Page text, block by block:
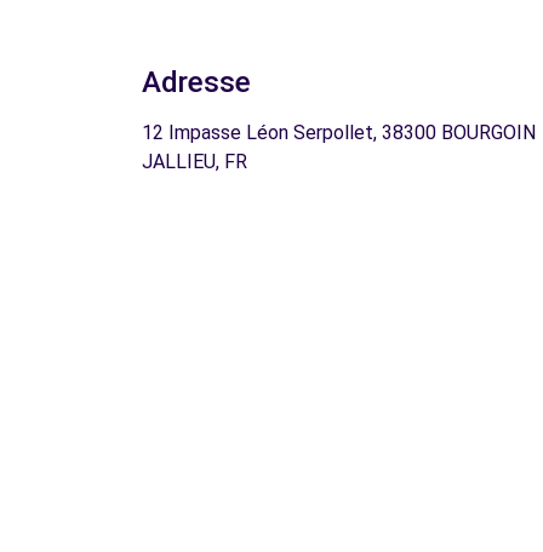
Adresse
12 Impasse Léon Serpollet, 38300 BOURGOIN
JALLIEU, FR